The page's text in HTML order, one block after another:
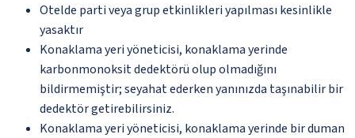
Otelde parti veya grup etkinlikleri yapılması kesinlikle
yasaktır
Konaklama yeri yöneticisi, konaklama yerinde
karbonmonoksit dedektörü olup olmadığını
bildirmemiştir; seyahat ederken yanınızda taşınabilir bir
dedektör getirebilirsiniz.
Konaklama yeri yöneticisi, konaklama yerinde bir duman